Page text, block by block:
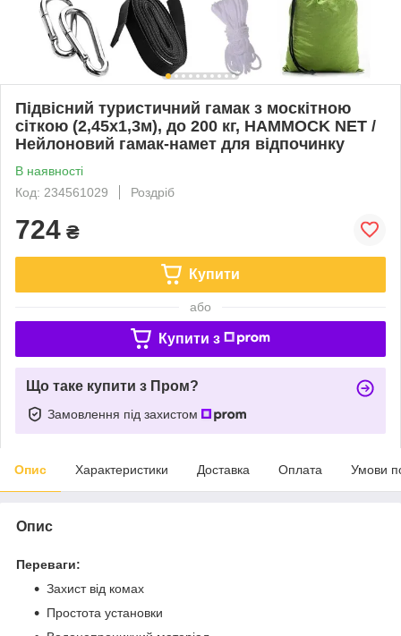
Підвісний туристичний гамак з москітною
сіткою (2,45х1,3м), до 200 кг, HAMMOCK NET /
Нейлоновий гамак-намет для відпочинку
В наявності
Код: 234561029
Роздріб
724 ₴
Купити
або
Купити з
Що таке купити з Пром?
Замовлення під захистом
Опис Характеристики Доставка Оплата Умови
Опис
Переваги:
Захист від комах
Простота установки